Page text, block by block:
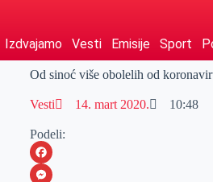
Izdvajamo Vesti Emisije Sport
Od sinoć više obolelih od
Vesti 14. mart 2020. 10:48
Podeli:
F